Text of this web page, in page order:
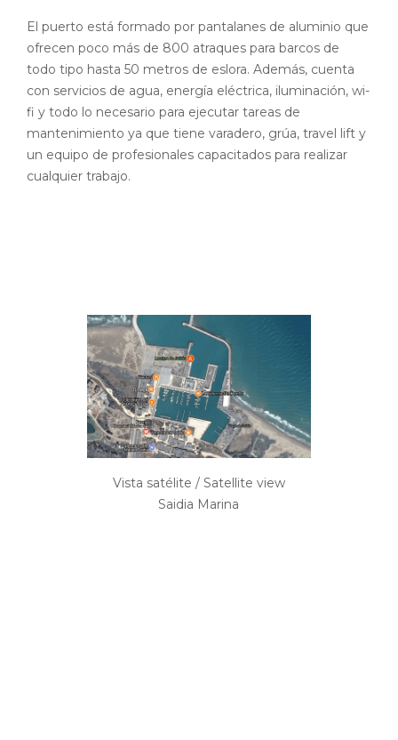
El puerto está formado por pantalanes de aluminio que
ofrecen poco más de 800 atraques para barcos de
todo tipo hasta 50 metros de eslora. Además, cuenta
con servicios de agua, energía eléctrica, iluminación, wi-
fi y todo lo necesario para ejecutar tareas de
mantenimiento ya que tiene varadero, grúa, travel lift y
un equipo de profesionales capacitados para realizar
cualquier trabajo.
Vista satélite / Satellite view
Saidia Marina